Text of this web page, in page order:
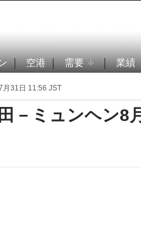
空港 需要 業績
31日 11:56 JST
－ミュンヘン